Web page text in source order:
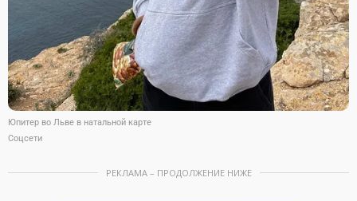
Юпитер во Льве в натальной карте
Соцсети
РЕКЛАМА – ПРОДОЛЖЕНИЕ НИЖЕ